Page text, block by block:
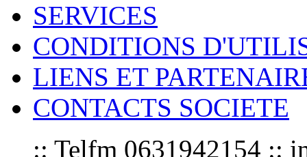
SERVICES
CONDITIONS
LIENS ET
CONTACTS SOCIETE
:: Telfm 0631942154 ::